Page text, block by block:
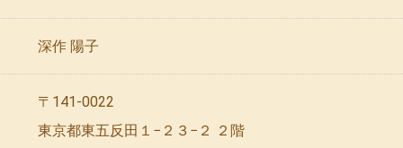
深作 陽子
〒141-0022
東京都東五反田１−２３−２ ２階